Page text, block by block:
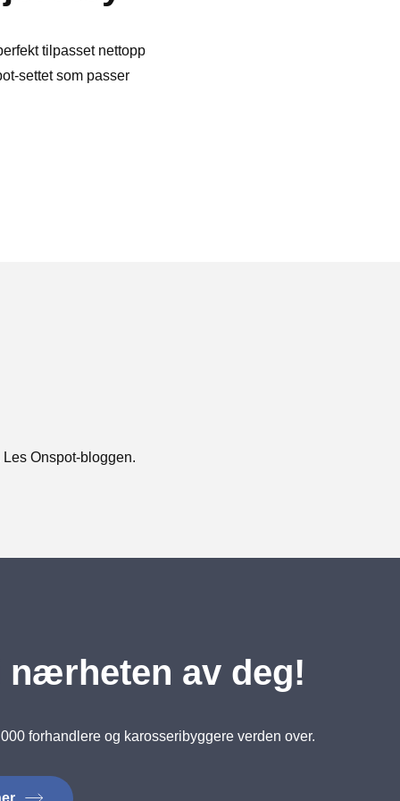
tilpasset nettopp
settet som passer
Onspot-bloggen.
nærheten av deg!
forhandlere og karosseribyggere verden over.